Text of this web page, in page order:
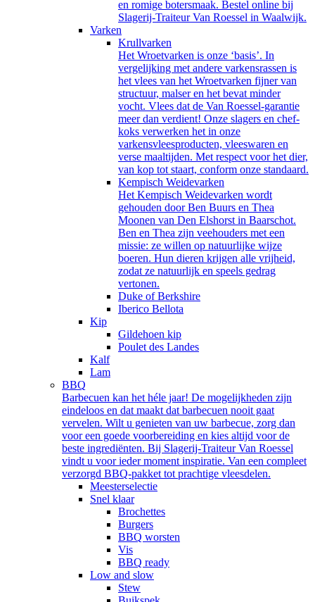
en romige botersmaak. Bestel online bij
Slagerij-Traiteur Van Roessel in Waalwijk.
Varken
Krullvarken
Het Wroetvarken is onze ‘basis’. In
vergelijking met andere varkensrassen is
het vlees van het Wroetvarken fijner van
structuur, malser en het bevat minder
vocht. Vlees dat de Van Roessel-garantie
meer dan verdient! Onze slagers en chef-
koks verwerken het in onze
varkensvleesproducten, vleeswaren en
verse maaltijden. Met respect voor het dier,
van kop tot staart, conform onze standaard.
Kempisch Weidevarken
Het Kempisch Weidevarken wordt
gehouden door Ben Buurs en Thea
Moonen van Den Elshorst in Baarschot.
Ben en Thea zijn veehouders met een
missie: ze willen op natuurlijke wijze
boeren. Hun dieren krijgen alle vrijheid,
zodat ze natuurlijk en speels gedrag
vertonen.
Duke of Berkshire
Iberico Bellota
Kip
Gildehoen kip
Poulet des Landes
Kalf
Lam
BBQ
Barbecuen kan het héle jaar! De mogelijkheden zijn
eindeloos en dat maakt dat barbecuen nooit gaat
vervelen. Wilt u genieten van uw barbecue, zorg dan
voor een goede voorbereiding en kies altijd voor de
beste ingrediënten. Bij Slagerij-Traiteur Van Roessel
vindt u voor ieder moment inspiratie. Van een compleet
verzorgd BBQ-pakket tot prachtige vleesdelen.
Meesterselectie
Snel klaar
Brochettes
Burgers
BBQ worsten
Vis
BBQ ready
Low and slow
Stew